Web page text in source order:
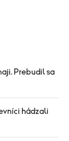
Prebudil sa
hádzali